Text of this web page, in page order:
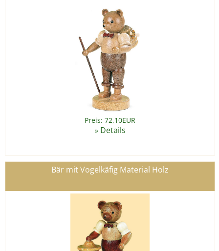
Preis: 72,10EUR
» Details
Bär mit Vogelkäfig Material Holz